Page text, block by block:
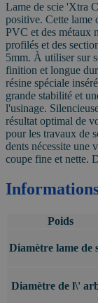
Lame de scie 'Xtra
positive. Cette lame
PVC et des métaux
profilés et des
5mm. À utiliser sur
finition et longue
résine spéciale
grande stabilité et
l'usinage.
résultat optimal de
pour les travaux de
dents nécessite une
coupe fine et nette.
Poids
Diamètre lame de
Diamètre de l\'